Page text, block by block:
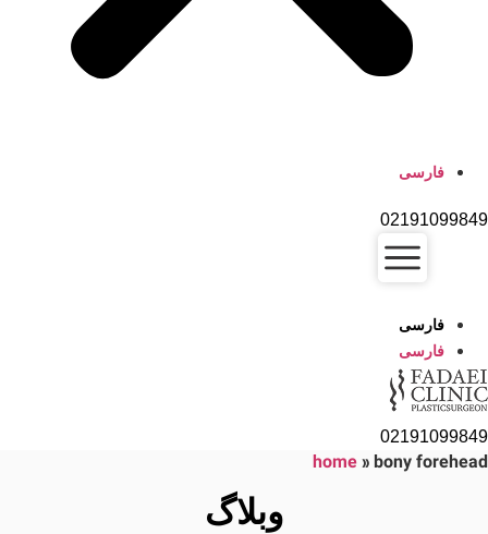
فارسی
02191099849
فارسی
فارسی
02191099849
home»bony forehead
وبلاگ